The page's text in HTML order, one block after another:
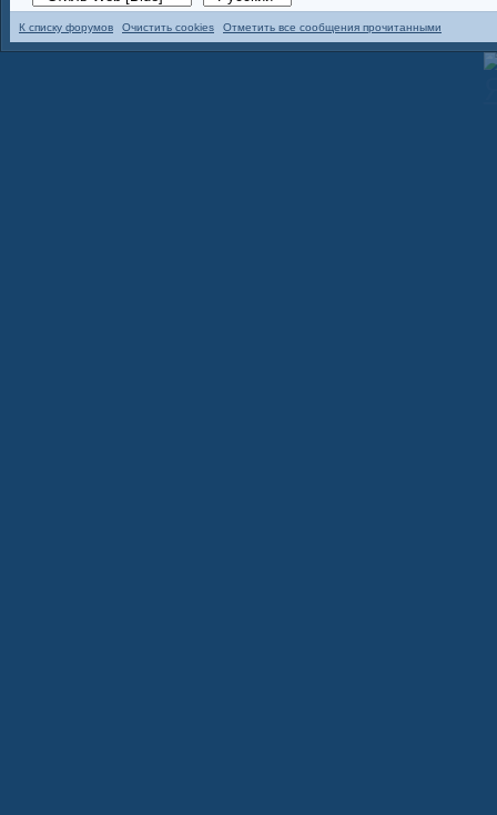
К списку форумов Очистить cookies Отметить все сообщения прочитанными